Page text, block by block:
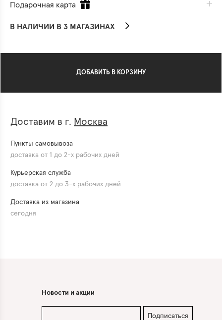
Подарочная карта
В НАЛИЧИИ В 3 МАГАЗИНАХ
ДОБАВИТЬ В КОРЗИНУ
Доставим в г. Москва
Пункты самовывоза
доставка от 1 до 2-х рабочих дней
Курьерская служба
доставка от 2 до 3-х рабочих дней
Доставка из магазина
сегодня
Новости и акции
Подписаться